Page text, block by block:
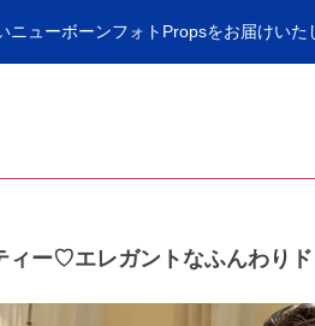
ニューボーンフォトPropsをお届けいた
ィー♡エレガントなふんわり